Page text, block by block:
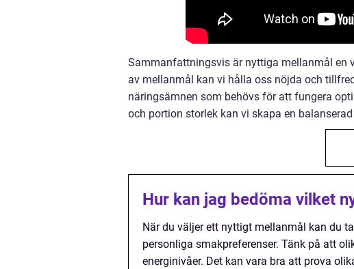
Sammanfattningsvis är nyttiga mellanmål en
av mellanmål kan vi hålla oss nöjda och
näringsämnen som behövs för att fungera
och portion storlek kan vi skapa en
Hur kan jag bedöma vilket
När du väljer ett nyttigt mellanmål kan du
personliga smakpreferenser. Tänk på att
energinivåer. Det kan vara bra att prova